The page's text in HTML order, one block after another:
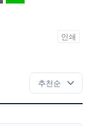
인쇄